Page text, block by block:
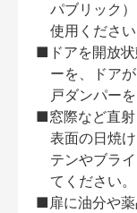
パブリック
使用ください
■ドアを開放
ーを、ドア
戸ダンパー
■窓際など直射
表面の日焼
テンやブラ
てください。
■扉に油分や薬